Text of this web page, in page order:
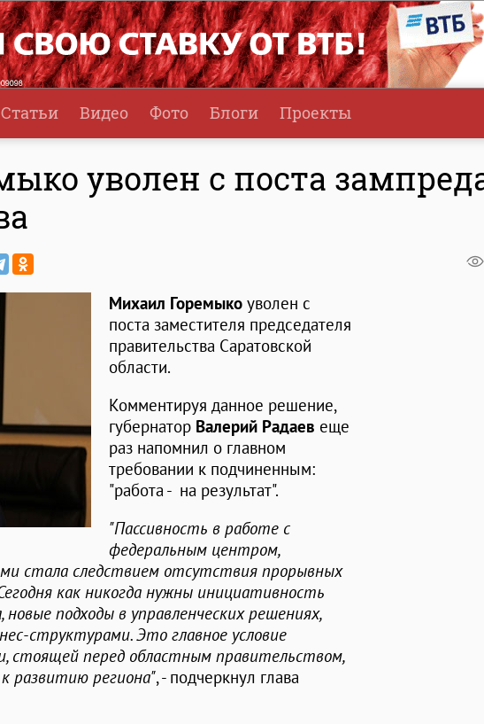
Статьи Видео Фото Блоги Проекты
уволен с поста
Михаил Горемыко уволен с
поста заместителя председателя
правительства Саратовской
области.
Комментируя данное решение,
губернатор Валерий Радаев еще
раз напомнил о главном
требовании к подчиненным:
"работа - на результат".
"Пассивность в работе с
федеральным центром,
стала следствием отсутствия прорывных
как никогда нужны инициативность
подходы в управленческих решениях,
структурами. Это главное условие
стоящей перед областным правительством,
развитию региона", - подчеркнул глава